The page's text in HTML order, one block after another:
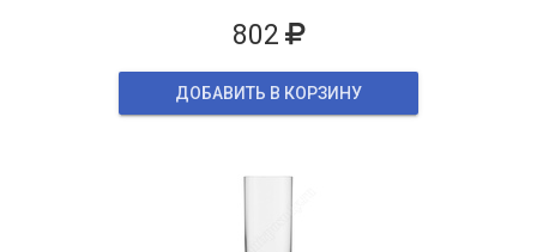
802
ДОБАВИТЬ В КОРЗИНУ